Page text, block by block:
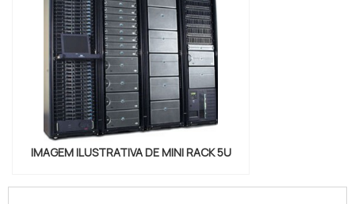
IMAGEM ILUSTRATIVA DE MINI RACK 5U